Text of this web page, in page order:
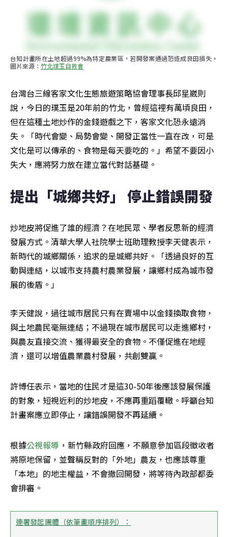
台知計畫所在土地超過99%為特定農業區，若開發案通過恐造成良田損失。
圖片來源： 竹北璞玉自救會
台灣台三線客家文化生態旅遊策略協會理事長邱星崴則
說，今日的璞玉是20年前的竹北，曾經這裡有萬頃良田，
但在這種土地炒作的金錢遊戲之下，客家文化恐永遠消
失。「時代會變、局勢會變、開發正當性一直在改，可是
文化是可以傳承的、食物是每天要吃的。」希望不要因小
失大，應將努力放在建立當代對話基礎。
提出「城鄉共好」 停止錯誤開發
炒地皮將促進了誰的經濟？在地民眾、學者反思新的經濟
發展方式。清華大學人社院學士班助理教授李天健表示，
新時代的城鄉關係，追求的是城鄉共好。「透過良好的互
動與連結，以城市支持農村農業發展，讓鄉村成為城市發
展的後盾。」
李天健說，過往城市居民只有在賣場中以金錢換取食物，
與土地農民毫無連結；不過現在城市居民可以走進鄉村，
與農友直接交流、獲得最安全的食物。不僅促進在地經
濟，還可以增值農業農村發展，共創雙贏。
許博任表示，當地的住民才是這30-50年後應該發展保護
的對象，短視近利的炒地皮，不應再重蹈覆轍。呼籲台知
計畫案應立即停止，讓錯誤開發不再延續。
根據公視報導 ，新竹縣政府回應，不願意參加區段徵收者
將原地保留，並聲稱反對的「外地」農友，也應該尊重
「本地」的地主權益，不會撤回開發，將等待內政部都委
會排審。
連署發起團體（依筆畫順序排列）：